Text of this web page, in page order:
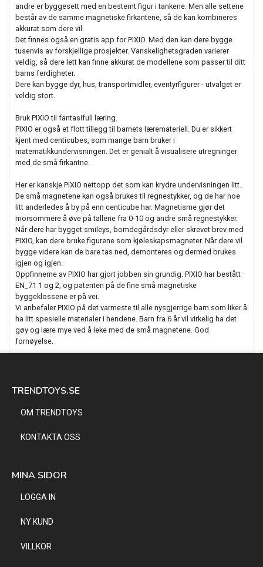
andre er byggesett med en bestemt figur i tankene. Men alle settene
består av de samme magnetiske firkantene, så de kan kombineres
akkurat som dere vil.
Det finnes også en gratis app for PIXIO. Med den kan dere bygge
tusenvis av forskjellige prosjekter. Vanskelighetsgraden varierer
veldig, så dere lett kan finne akkurat de modellene som passer til ditt
barns ferdigheter.
Dere kan bygge dyr, hus, transportmidler, eventyrfigurer - utvalget er
veldig stort.
Bruk PIXIO til fantasifull læring.
PIXIO er også et flott tillegg til barnets læremateriell. Du er sikkert
kjent med centicubes, som mange barn bruker i
matematikkundervisningen. Det er genialt å visualisere utregninger
med de små firkantne.
Her er kanskje PIXIO nettopp det som kan krydre undervisningen litt.
De små magnetene kan også brukes til regnestykker, og de har noe
litt anderledes å by på enn centicube har. Magnetisme gjør det
morsommere å øve på tallene fra 0-10 og andre små regnestykker.
Når dere har bygget smileys, bomdegårdsdyr eller skrevet brev med
PIXIO, kan dere bruke figurene som kjøleskapsmagneter. Når dere vil
bygge videre kan de bare tas ned, demonteres og dermed brukes
igjen og igjen.
Oppfinnerne av PIXIO har gjort jobben sin grundig. PIXIO har bestått
EN_71 1 og 2, og patenten på de fine små magnetiske
byggeklossene er på vei.
Vi anbefaler PIXIO på det varmeste til alle nysgjerrige barn som liker å
ha litt spesielle materialer i hendene. Barn fra 6 år vil virkelig ha det
gøy og lære mye ved å leke med de små magnetene. God
fornøyelse.
TRENDTOYS.SE
OM TRENDTOYS
KONTAKTA OSS
MINA SIDOR
LOGGA IN
NY KUND
VILLKOR